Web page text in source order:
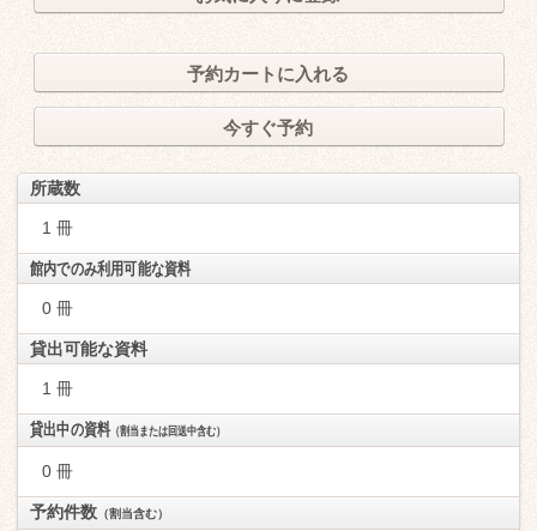
予約カートに入れる
今すぐ予約
所蔵数
1 冊
館内でのみ利用可能な資料
0 冊
貸出可能な資料
1 冊
貸出中の資料（割当または回送中含む）
0 冊
予約件数 （割当含む）